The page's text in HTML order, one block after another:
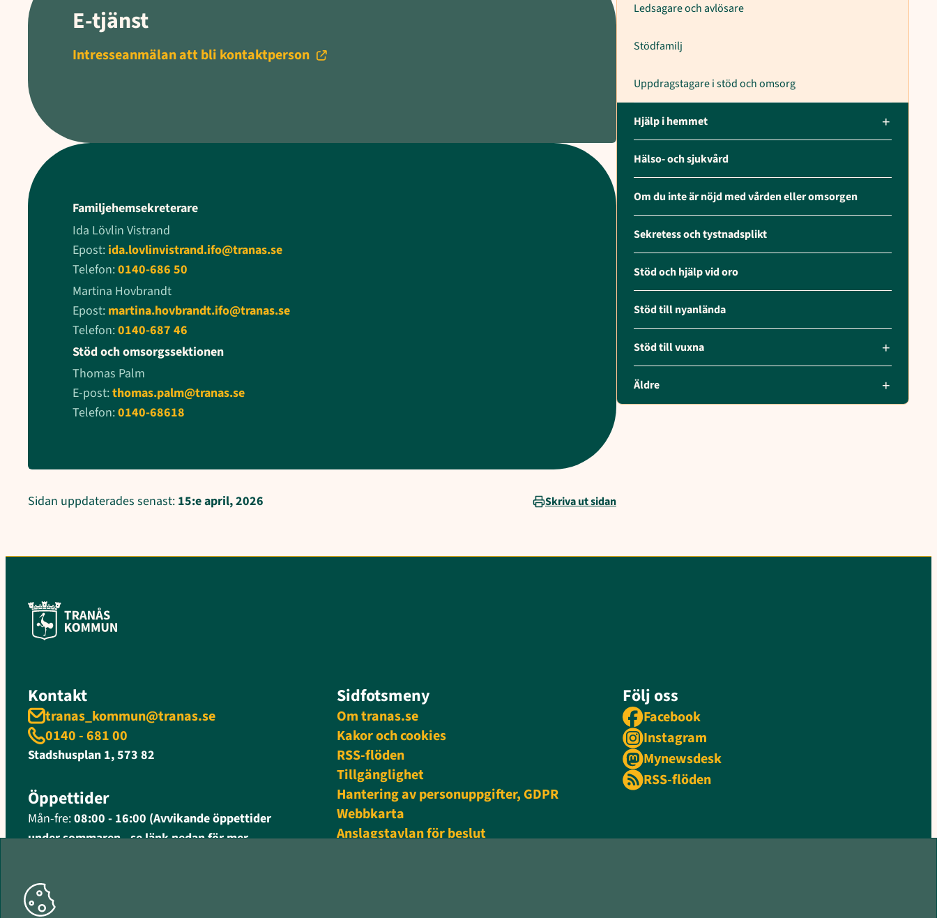
E-tjänst
Intresseanmälan att bli kontaktperson
Familjehemsekreterare
Ida Lövlin Vistrand
Epost: ida.lovlinvistrand.ifo@tranas.se
Telefon:0140-686 50
Martina Hovbrandt
Epost: martina.hovbrandt.ifo@tranas.se
Telefon:0140-687 46
Stöd och omsorgssektionen
Thomas Palm
E-post:thomas.palm@tranas.se
Telefon:0140-68618
Sidan uppdaterades senast: 15:e april, 2026 Skriva ut sidan
Ledsagare och avlösare
Stödfamilj
Uppdragstagare i stöd och omsorg
Hjälp i hemmet
Hälso- och sjukvård
Om du inte är nöjd med vården eller omsorgen
Sekretess och tystnadsplikt
Stöd och hjälp vid oro
Stöd till nyanlända
Stöd till vuxna
Äldre
Kontakt
tranas_kommun@tranas.se
0140 - 681 00
Stadshusplan 1, 573 82
Öppettider
Mån-fre:08:00 - 16:00 (Avvikande öppettider
under sommaren - se länk nedan för mer
Sidfotsmeny
Om tranas.se
Kakor och cookies
RSS-flöden
Tillgänglighet
Hantering av personuppgifter, GDPR
Webbkarta
Anslagstavlan för beslut
Följ oss
Facebook
Instagram
Mynewsdesk
RSS-flöden